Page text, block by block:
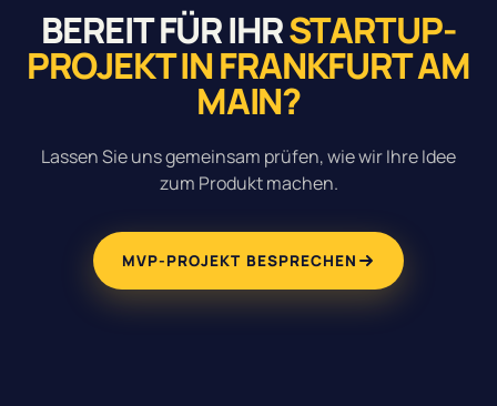
BEREIT FÜR IHRSTARTUP-
PROJEKT IN FRANKFURT AM
MAIN?
Lassen Sie uns gemeinsam prüfen, wie wir Ihre Idee
zum Produkt machen.
MVP-PROJEKT BESPRECHEN